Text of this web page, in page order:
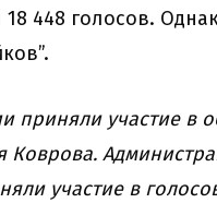
18 448 голосов.
приняли участие в
Коврова.
участие в